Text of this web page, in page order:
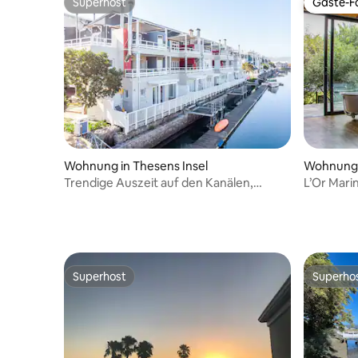
Superhost
Wohnung in Thesens Insel
Trendige Auszeit auf den Kanälen,
Gäste-
L’Or Marin
Superhost
Superhost